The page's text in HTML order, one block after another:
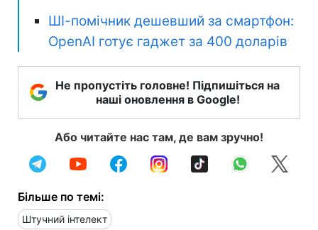
ШІ-помічник дешевший за смартфон:
OpenAI готує гаджет за 400 доларів
Не пропустіть головне! Підпишіться на
наші оновлення в Google!
Або читайте нас там, де вам зручно!
Більше по темі:
Штучний інтелект